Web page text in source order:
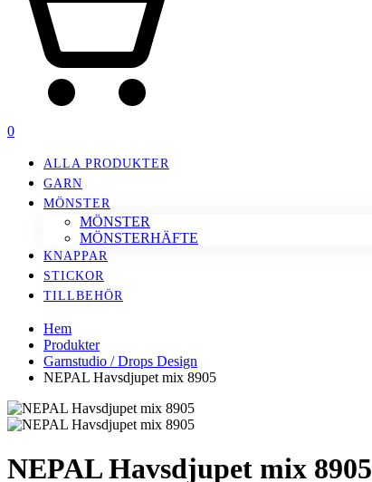
0
ALLA PRODUKTER
GARN
MÖNSTER
MÖNSTER
MÖNSTERHÄFTE
KNAPPAR
STICKOR
TILLBEHÖR
Hem
Produkter
Garnstudio / Drops Design
NEPAL Havsdjupet mix 8905
NEPAL Havsdjupet mix 8905